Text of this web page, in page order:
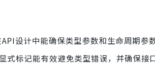
设计中能确保类型参数和生命周期参
式标记能有效避免类型错误，并确保接